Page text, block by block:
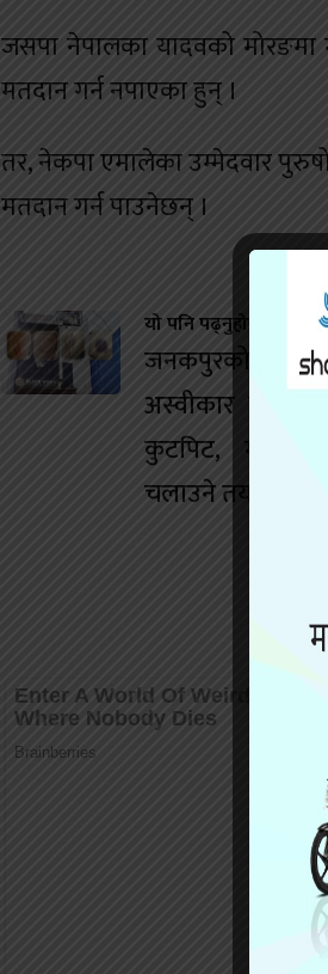
जसपा नेपालका यादवको मोरङमा
मतदान गर्न नपाएका हुन् ।
तर, नेकपा एमालेका उम्मेदवार
मतदान गर्न पाउनेछन् ।
यो पनि पढ्नुहोस
जनकपुरको डान्स
अस्वीकार गर्दा
कुटपिट, मानव
चलाउने तयारी